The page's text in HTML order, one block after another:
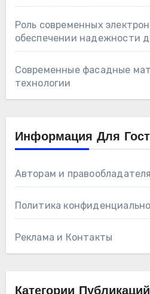
Роль современных
обеспечении надежности
Современные фасадные
технологии
Информация Для
Авторам и
Политика
Реклама и Контакты